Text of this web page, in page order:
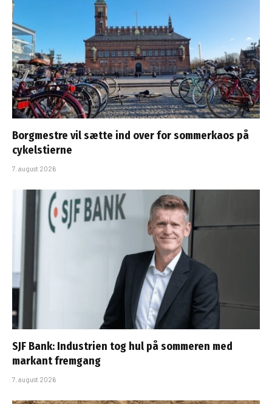
Borgmestre vil sætte ind over for sommerkaos på
cykelstierne
7. august 2026
SJF Bank: Industrien tog hul på sommeren med
markant fremgang
7. august 2026